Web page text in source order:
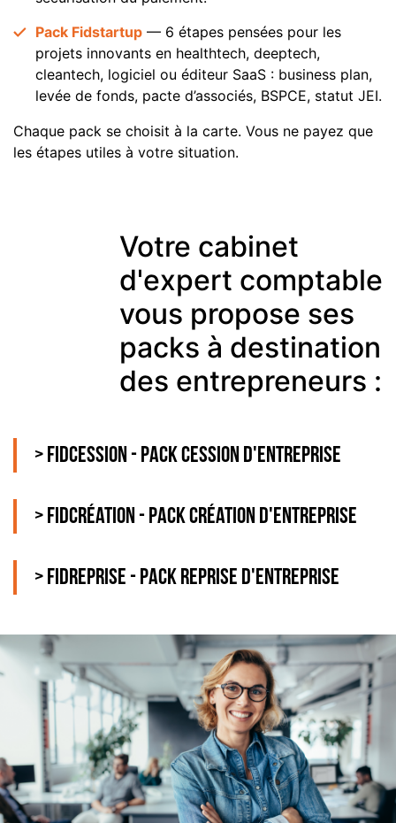
Pack Fidstartup — 6 étapes pensées pour les
projets innovants en healthtech, deeptech,
cleantech, logiciel ou éditeur SaaS : business plan,
levée de fonds, pacte d’associés, BSPCE, statut JEI.
Chaque pack se choisit à la carte. Vous ne payez que
les étapes utiles à votre situation.
Votre cabinet
d'expert comptable
vous propose ses
packs à destination
des entrepreneurs :
> Fidcession - Pack cession d'entreprise
> Fidcréation - Pack création d'entreprise
> Fidreprise - Pack reprise d'entreprise